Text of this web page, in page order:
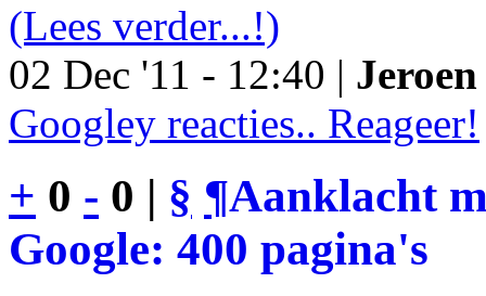
(Lees verder...!)
02 Dec '11 - 12:40 |
Googley reacties.. Reageer!
+ 0 - 0 | § ¶Aanklacht
Google: 400 pagina's